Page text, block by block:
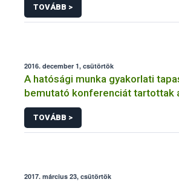
TOVÁBB >
2016. december 1, csütörtök
A hatósági munka gyakorlati
bemutató konferenciát tartottak
Állatorvostudományi Egyetemen
TOVÁBB >
2017. március 23, csütörtök